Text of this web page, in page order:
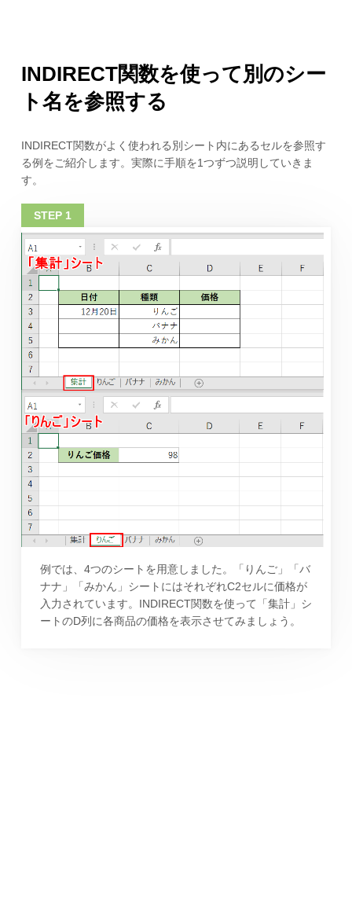
INDIRECT関数を使って別のシー
ト名を参照する
INDIRECT関数がよく使われる別シート内にあるセルを参照す
る例をご紹介します。実際に手順を1つずつ説明していきま
す。
例では、4つのシートを用意しました。「りんご」「バ
ナナ」「みかん」シートにはそれぞれC2セルに価格が
入力されています。INDIRECT関数を使って「集計」シ
ートのD列に各商品の価格を表示させてみましょう。